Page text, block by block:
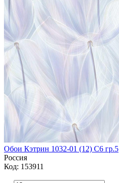
Обои Кэтрин 1032-01 (12) С6 гр.5
Россия
Код: 153911